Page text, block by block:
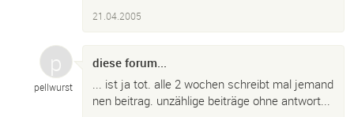
21.04.2005
pellwurst
diese forum...
... ist ja tot. alle 2 wochen schreibt mal jemand
nen beitrag. unzählige beiträge ohne antwort...